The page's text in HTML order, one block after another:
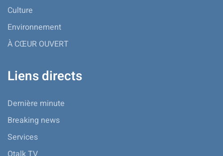
Culture
Environnement
À CŒUR OUVERT
Liens directs
Dernière minute
Breaking news
Services